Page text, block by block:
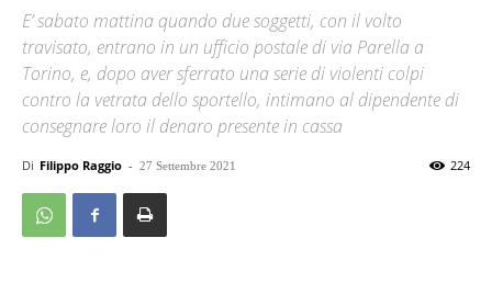
E’ sabato mattina quando due soggetti, con il volto
travisato, entrano in un ufficio postale di via Parella a
Torino, e, dopo aver sferrato una serie di violenti colpi
contro la vetrata dello sportello, intimano al dipendente di
consegnare loro il denaro presente in cassa
Di Filippo Raggio - 27 Settembre 2021 224